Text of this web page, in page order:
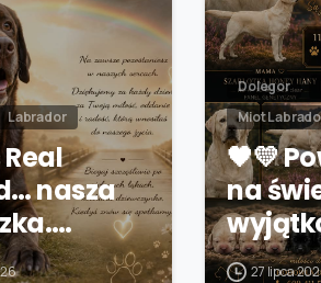
Labrador
Real
nasza
Dolegor
Miot
🖤💛
na
27 lipca